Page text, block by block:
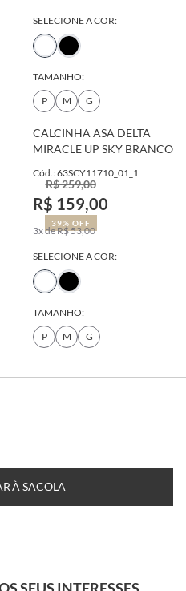
SELECIONE A COR:
TAMANHO:
P
M G
CALCINHA ASA DELTA
MIRACLE UP SKY BRANCO
Cód.: 63SCY11710_01_1
R$ 259,00
R$ 159,00
39% OFF
3x de R$ 53,00
SELECIONE A COR:
TAMANHO:
P
M G
À SACOLA
SEUS INTERESSES